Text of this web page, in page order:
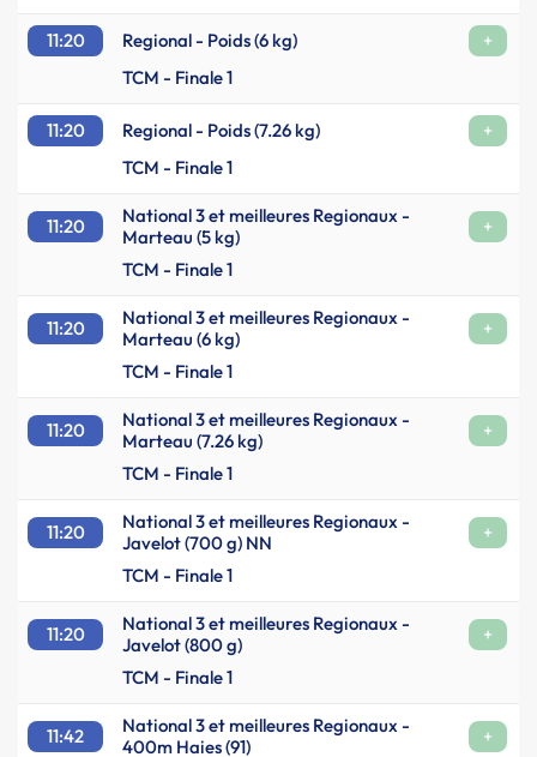
11:20 Regional - Poids (6 kg)
+
TCM - Finale 1
11:20 Regional - Poids (7.26 kg)
+
TCM - Finale 1
11:20
National 3 et meilleures Regionaux -
Marteau (5 kg)
+
TCM - Finale 1
11:20
National 3 et meilleures Regionaux -
Marteau (6 kg)
+
TCM - Finale 1
11:20
National 3 et meilleures Regionaux -
Marteau (7.26 kg)
+
TCM - Finale 1
11:20
National 3 et meilleures Regionaux -
Javelot (700 g) NN
+
TCM - Finale 1
11:20
National 3 et meilleures Regionaux -
Javelot (800 g)
+
TCM - Finale 1
11:42
National 3 et meilleures Regionaux -
400m Haies (91)
+